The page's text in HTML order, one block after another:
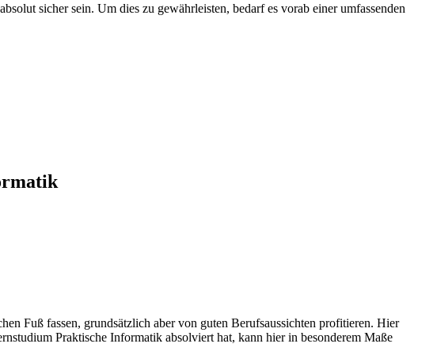
sicher sein. Um dies zu gewährleisten, bedarf es vorab einer umfassenden
Fuß fassen, grundsätzlich aber von guten Berufsaussichten profitieren. Hier
Praktische Informatik absolviert hat, kann hier in besonderem Maße